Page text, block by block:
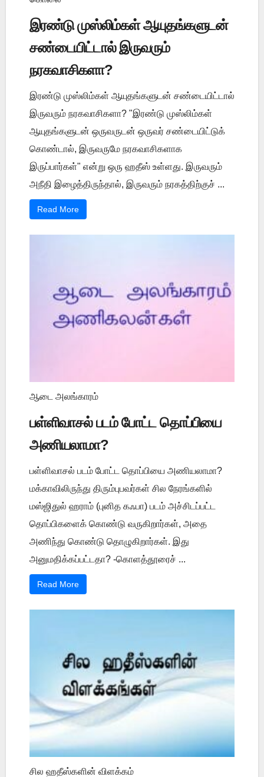
இரண்டு முஸ்லிம்கள் ஆயுதங்களுடன்
சண்டையிட்டால் இருவரும்
நரகவாசிகளா?
இரண்டு முஸ்லிம்கள் ஆயுதங்களுடன் சண்டையிட்டால்
இருவரும் நரகவாசிகளா? "இரண்டு முஸ்லிம்கள்
ஆயுதங்களுடன் ஒருவருடன் ஒருவர் சண்டையிட்டுக்
கொண்டால், இருவருமே நரகவாசிகளாக
இருப்பார்கள்" என்று ஒரு ஹதீஸ் உள்ளது. இருவரும்
அநீதி இழைத்திருந்தால், இருவரும் நரகத்திற்குச் ...
Read More
ஆடை அலங்காரம்
பள்ளிவாசல் படம் போட்ட தொப்பியை
அணியலாமா?
பள்ளிவாசல் படம் போட்ட தொப்பியை அணியலாமா?
மக்காவிலிருந்து திரும்புபவர்கள் சில நேரங்களில்
மஸ்ஜிதுல் ஹராம் (புனித கஃபா) படம் அச்சிடப்பட்ட
தொப்பிகளைக் கொண்டு வருகிறார்கள், அதை
அணிந்து கொண்டு தொழுகிறார்கள். இது
அனுமதிக்கப்பட்டதா? -கொளத்தூரைச் ...
Read More
சில ஹதீஸ்களின் விளக்கம்